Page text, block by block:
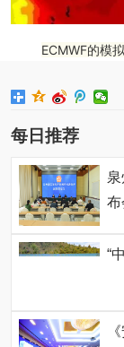
ECMWF的模
每日推荐
布
“